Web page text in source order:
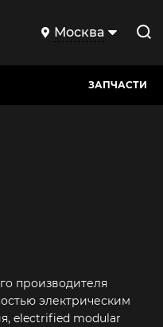
Москва
ЗАПЧАСТИ
производителя
электрическим
electrified modular